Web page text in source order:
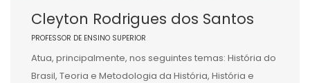
Cleyton Rodrigues dos Santos
PROFESSOR DE ENSINO SUPERIOR
Atua, principalmente, nos seguintes temas: História do
Brasil, Teoria e Metodologia da História, História e